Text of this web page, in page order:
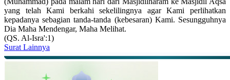
yang telah Kami berkahi sekelilingnya agar Kami perlihatkan
kepadanya sebagian tanda-tanda (kebesaran) Kami. Sesungguhnya
Dia Maha Mendengar, Maha Melihat.
(QS. Al-Isra':1)
Surat Lainnya